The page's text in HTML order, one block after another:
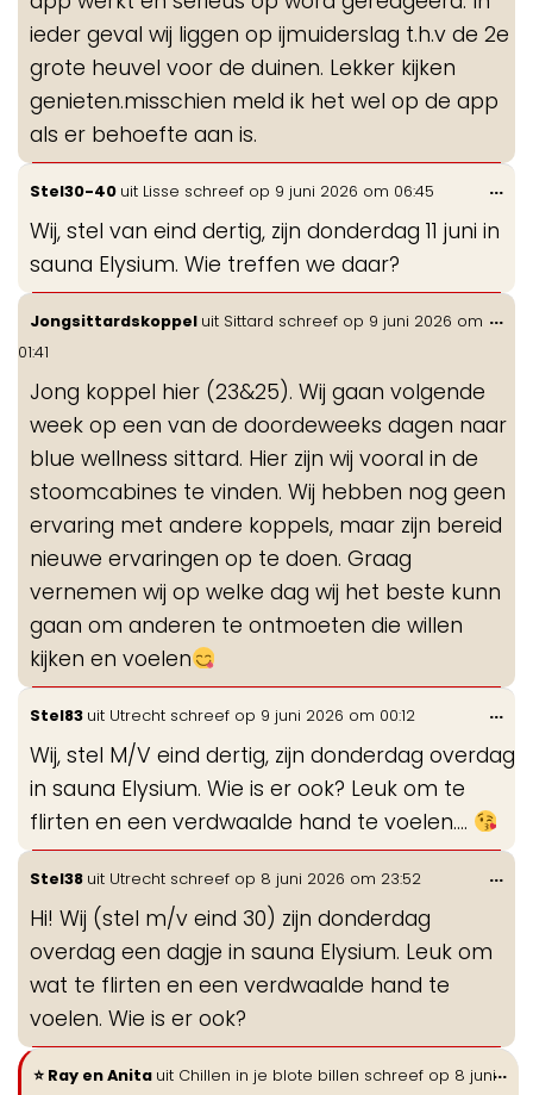
ieder geval wij liggen op ijmuiderslag t.h.v de 2e
grote heuvel voor de duinen. Lekker kijken
genieten.misschien meld ik het wel op de app
als er behoefte aan is.
Stel30-40 uit Lisse schreef op 9 juni 2026 om 06:45
Wij, stel van eind dertig, zijn donderdag 11 juni in
sauna Elysium. Wie treffen we daar?
...
Jongsittardskoppel uit Sittard schreef op 9 juni 2026 om
01:41
Jong koppel hier (23&25). Wij gaan volgende
week op een van de doordeweeks dagen naar
blue wellness sittard. Hier zijn wij vooral in de
stoomcabines te vinden. Wij hebben nog geen
ervaring met andere koppels, maar zijn bereid
nieuwe ervaringen op te doen. Graag
vernemen wij op welke dag wij het beste kunn
gaan om anderen te ontmoeten die willen
kijken en voelen
...
Stel83 uit Utrecht schreef op 9 juni 2026 om 00:12
Wij, stel M/V eind dertig, zijn donderdag overdag
in sauna Elysium. Wie is er ook? Leuk om te
flirten en een verdwaalde hand te voelen….
...
Stel38 uit Utrecht schreef op 8 juni 2026 om 23:52
Hi! Wij (stel m/v eind 30) zijn donderdag
overdag een dagje in sauna Elysium. Leuk om
wat te flirten en een verdwaalde hand te
voelen. Wie is er ook?
...
Ray en Anita uit Chillen in je blote billen schreef op 8 juni...